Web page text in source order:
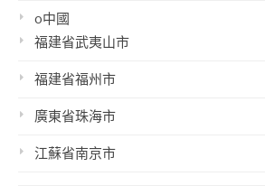
o中國
福建省武夷山市
福建省福州市
廣東省珠海市
江蘇省南京市